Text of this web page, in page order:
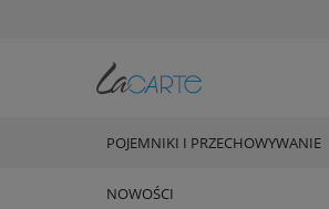
POJEMNIKI I PRZECHOWYWANIE
NOWOŚCI